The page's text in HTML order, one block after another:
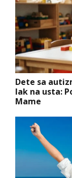
Dete sa
lak na usta:
Mame